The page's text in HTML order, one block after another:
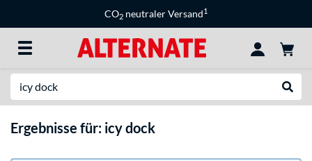
CO2 neutraler Versand1
Ergebnisse für: icy dock